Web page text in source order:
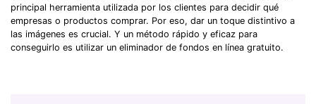
principal herramienta utilizada por los clientes para decidir qué
empresas o productos comprar. Por eso, dar un toque distintivo a
las imágenes es crucial. Y un método rápido y eficaz para
conseguirlo es utilizar un eliminador de fondos en línea gratuito.